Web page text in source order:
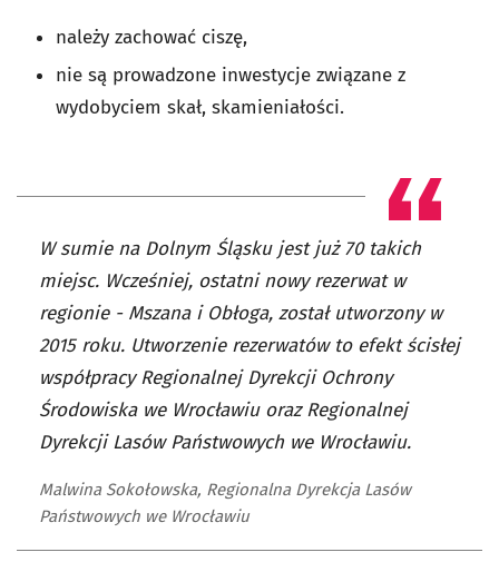
należy zachować ciszę,
nie są prowadzone inwestycje związane z
wydobyciem skał, skamieniałości.
W sumie na Dolnym Śląsku jest już 70 takich
miejsc. Wcześniej, ostatni nowy rezerwat w
regionie - Mszana i Obłoga, został utworzony w
2015 roku. Utworzenie rezerwatów to efekt ścisłej
współpracy Regionalnej Dyrekcji Ochrony
Środowiska we Wrocławiu oraz Regionalnej
Dyrekcji Lasów Państwowych we Wrocławiu.
Malwina Sokołowska, Regionalna Dyrekcja Lasów
Państwowych we Wrocławiu